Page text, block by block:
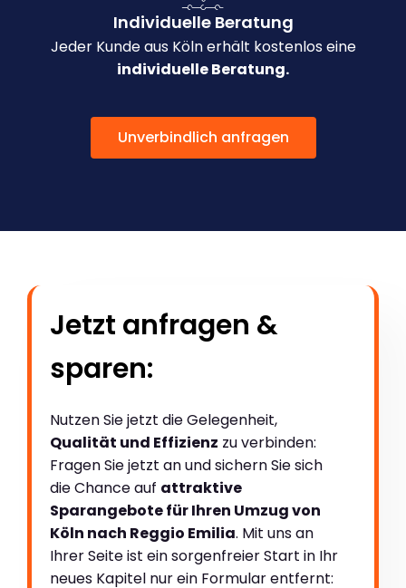
Individuelle Beratung
Jeder Kunde aus Köln erhält kostenlos eine
individuelle Beratung.
Unverbindlich anfragen
Jetzt anfragen &
sparen:
Nutzen Sie jetzt die Gelegenheit,
Qualität und Effizienz zu verbinden:
Fragen Sie jetzt an und sichern Sie sich
die Chance auf attraktive
Sparangebote für Ihren Umzug von
Köln nach Reggio Emilia. Mit uns an
Ihrer Seite ist ein sorgenfreier Start in Ihr
neues Kapitel nur ein Formular entfernt: